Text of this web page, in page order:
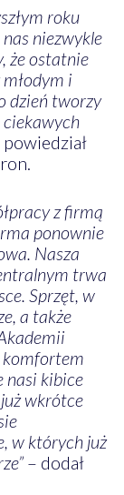
roku
niezwykle
że ostatnie
i
dzień tworzy
powiedział
z firmą
ponownie
Nasza
trwa
Sprzęt, w
a także
komfortem
nasi kibice
wkrótce
w których już
– dodał